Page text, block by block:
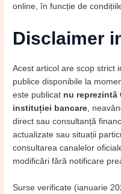
online, în funcție de
Disclaimer
Acest articol are scop strict
publice disponibile la
este publicat nu reprezintă
instituției bancare,
direct sau consultanță
actualizate sau situații
consultarea canalelor
modificări fără notificare
Surse verificate (ianuarie